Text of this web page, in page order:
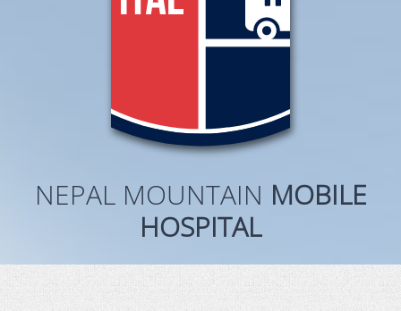
NEPAL MOUNTAIN MOBILE
HOSPITAL